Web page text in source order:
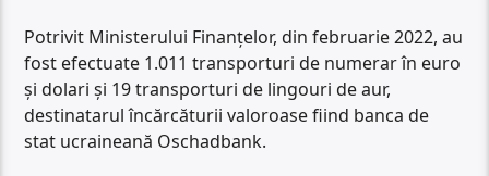
Potrivit Ministerului Finanțelor, din februarie 2022, au
fost efectuate 1.011 transporturi de numerar în euro
și dolari și 19 transporturi de lingouri de aur,
destinatarul încărcăturii valoroase fiind banca de
stat ucraineană Oschadbank.